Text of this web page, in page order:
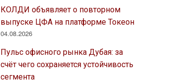
КОЛДИ объявляет о повторном
выпуске ЦФА на платформе Токеон
04.08.2026
Пульс офисного рынка Дубая: за
счёт чего сохраняется устойчивость
сегмента